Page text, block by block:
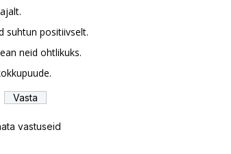
suhtun positiivselt.
neid ohtlikuks.
vastuseid